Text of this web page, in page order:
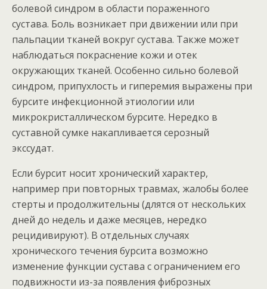
болевой синдром в области пораженного
сустава. Боль возникает при движении или при
пальпации тканей вокруг сустава. Также может
наблюдаться покраснение кожи и отек
окружающих тканей. Особенно сильно болевой
синдром, припухлость и гиперемия выражены при
бурсите инфекционной этиологии или
микрокристаллическом бурсите. Нередко в
суставной сумке накапливается серозный
экссудат.
Если бурсит носит хронический характер,
например при повторных травмах, жалобы более
стерты и продолжительны (длятся от нескольких
дней до недель и даже месяцев, нередко
рецидивируют). В отдельных случаях
хронического течения бурсита возможно
изменение функции сустава с ограничением его
подвижности из-за появления фиброзных